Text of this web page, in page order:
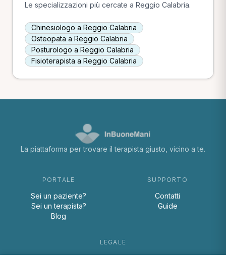
Le specializzazioni più cercate a Reggio Calabria.
Chinesiologo a Reggio Calabria
Osteopata a Reggio Calabria
Posturologo a Reggio Calabria
Fisioterapista a Reggio Calabria
La piattaforma per trovare il terapista giusto, vicino a te.
PORTALE
Sei un paziente?
Sei un terapista?
Blog
SUPPORTO
Contatti
Guide
LEGALE